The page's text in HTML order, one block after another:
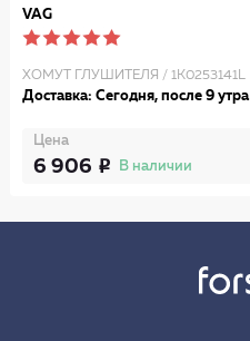
VAG
ХОМУТ ГЛУШИТЕЛЯ / 1K0253141L
Доставка: Сегодня, после 9 утра
Цена
6 906 В наличии